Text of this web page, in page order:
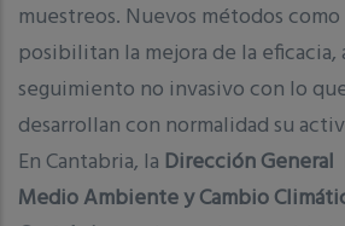
muestreos. Nuevos métodos
posibilitan la mejora de la eficacia,
seguimiento no invasivo con lo
desarrollan con normalidad su
En Cantabria, la Dirección
Medio Ambiente y Cambio